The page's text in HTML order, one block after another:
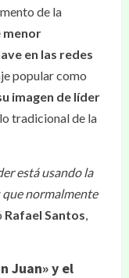
de la
menor
en las redes
popular como
imagen de líder
tradicional de la
está usando la
normalmente
Rafael Santos,
Juan» y el